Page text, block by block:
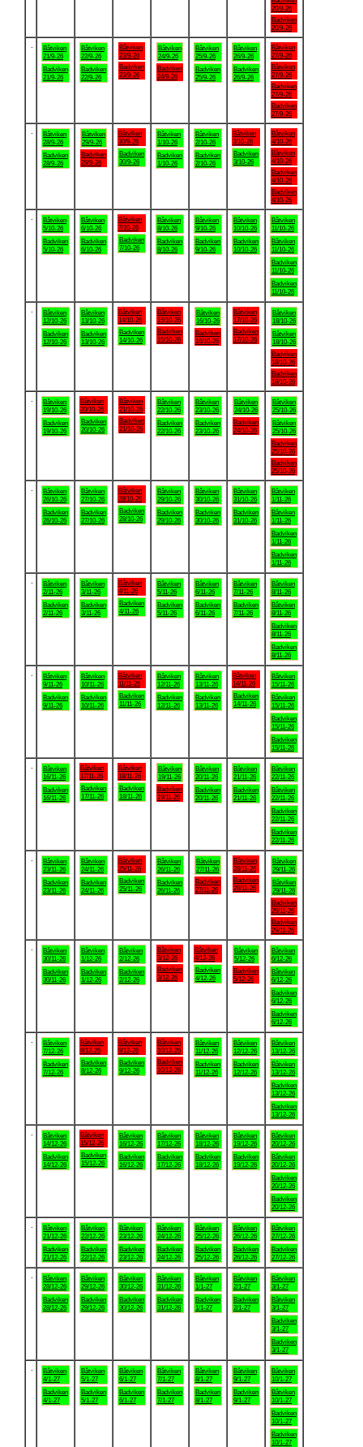
20/9-26
Badviken
20/9-26
Båtviken
21/9-26
Badviken
21/9-26
Båtviken
22/9-26
Badviken
22/9-26
Båtviken
23/9-26
Badviken
23/9-26
Båtviken
24/9-26
Badviken
24/9-26
Båtviken
25/9-26
Badviken
25/9-26
Båtviken
26/9-26
Badviken
26/9-26
Båtviken
27/9-26
Båtviken
27/9-26
Badviken
27/9-26
Badviken
27/9-26
Båtviken
28/9-26
Badviken
28/9-26
Båtviken
29/9-26
Badviken
29/9-26
Båtviken
30/9-26
Badviken
30/9-26
Båtviken
1/10-26
Badviken
1/10-26
Båtviken
2/10-26
Badviken
2/10-26
Båtviken
3/10-26
Badviken
3/10-26
Båtviken
4/10-26
Båtviken
4/10-26
Badviken
4/10-26
Badviken
4/10-26
Båtviken
5/10-26
Badviken
5/10-26
Båtviken
6/10-26
Badviken
6/10-26
Båtviken
7/10-26
Badviken
7/10-26
Båtviken
8/10-26
Badviken
8/10-26
Båtviken
9/10-26
Badviken
9/10-26
Båtviken
10/10-26
Badviken
10/10-26
Båtviken
11/10-26
Båtviken
11/10-26
Badviken
11/10-26
Badviken
11/10-26
Båtviken
12/10-26
Badviken
12/10-26
Båtviken
13/10-26
Badviken
13/10-26
Båtviken
14/10-26
Badviken
14/10-26
Båtviken
15/10-26
Badviken
15/10-26
Båtviken
16/10-26
Badviken
16/10-26
Båtviken
17/10-26
Badviken
17/10-26
Båtviken
18/10-26
Båtviken
18/10-26
Badviken
18/10-26
Badviken
18/10-26
Båtviken
19/10-26
Badviken
19/10-26
Båtviken
20/10-26
Badviken
20/10-26
Båtviken
21/10-26
Badviken
21/10-26
Båtviken
22/10-26
Badviken
22/10-26
Båtviken
23/10-26
Badviken
23/10-26
Båtviken
24/10-26
Badviken
24/10-26
Båtviken
25/10-26
Båtviken
25/10-26
Badviken
25/10-26
Badviken
25/10-26
Båtviken
26/10-26
Badviken
26/10-26
Båtviken
27/10-26
Badviken
27/10-26
Båtviken
28/10-26
Badviken
28/10-26
Båtviken
29/10-26
Badviken
29/10-26
Båtviken
30/10-26
Badviken
30/10-26
Båtviken
31/10-26
Badviken
31/10-26
Båtviken
1/11-26
Båtviken
1/11-26
Badviken
1/11-26
Badviken
1/11-26
Båtviken
2/11-26
Badviken
2/11-26
Båtviken
3/11-26
Badviken
3/11-26
Båtviken
4/11-26
Badviken
4/11-26
Båtviken
5/11-26
Badviken
5/11-26
Båtviken
6/11-26
Badviken
6/11-26
Båtviken
7/11-26
Badviken
7/11-26
Båtviken
8/11-26
Båtviken
8/11-26
Badviken
8/11-26
Badviken
8/11-26
Båtviken
9/11-26
Badviken
9/11-26
Båtviken
10/11-26
Badviken
10/11-26
Båtviken
11/11-26
Badviken
11/11-26
Båtviken
12/11-26
Badviken
12/11-26
Båtviken
13/11-26
Badviken
13/11-26
Båtviken
14/11-26
Badviken
14/11-26
Båtviken
15/11-26
Båtviken
15/11-26
Badviken
15/11-26
Badviken
15/11-26
Båtviken
16/11-26
Badviken
16/11-26
Båtviken
17/11-26
Badviken
17/11-26
Båtviken
18/11-26
Badviken
18/11-26
Båtviken
19/11-26
Badviken
19/11-26
Båtviken
20/11-26
Badviken
20/11-26
Båtviken
21/11-26
Badviken
21/11-26
Båtviken
22/11-26
Båtviken
22/11-26
Badviken
22/11-26
Badviken
22/11-26
Båtviken
23/11-26
Badviken
23/11-26
Båtviken
24/11-26
Badviken
24/11-26
Båtviken
25/11-26
Badviken
25/11-26
Båtviken
26/11-26
Badviken
26/11-26
Båtviken
27/11-26
Badviken
27/11-26
Båtviken
28/11-26
Badviken
28/11-26
Båtviken
29/11-26
Båtviken
29/11-26
Badviken
29/11-26
Badviken
29/11-26
Båtviken
30/11-26
Badviken
30/11-26
Båtviken
1/12-26
Badviken
1/12-26
Båtviken
2/12-26
Badviken
2/12-26
Båtviken
3/12-26
Badviken
3/12-26
Båtviken
4/12-26
Badviken
4/12-26
Båtviken
5/12-26
Badviken
5/12-26
Båtviken
6/12-26
Båtviken
6/12-26
Badviken
6/12-26
Badviken
6/12-26
Båtviken
7/12-26
Badviken
7/12-26
Båtviken
8/12-26
Badviken
8/12-26
Båtviken
9/12-26
Badviken
9/12-26
Båtviken
10/12-26
Badviken
10/12-26
Båtviken
11/12-26
Badviken
11/12-26
Båtviken
12/12-26
Badviken
12/12-26
Båtviken
13/12-26
Båtviken
13/12-26
Badviken
13/12-26
Badviken
13/12-26
Båtviken
14/12-26
Badviken
14/12-26
Båtviken
15/12-26
Badviken
15/12-26
Båtviken
16/12-26
Badviken
16/12-26
Båtviken
17/12-26
Badviken
17/12-26
Båtviken
18/12-26
Badviken
18/12-26
Båtviken
19/12-26
Badviken
19/12-26
Båtviken
20/12-26
Båtviken
20/12-26
Badviken
20/12-26
Badviken
20/12-26
Båtviken
21/12-26
Badviken
21/12-26
Båtviken
22/12-26
Badviken
22/12-26
Båtviken
23/12-26
Badviken
23/12-26
Båtviken
24/12-26
Badviken
24/12-26
Båtviken
25/12-26
Badviken
25/12-26
Båtviken
26/12-26
Badviken
26/12-26
Båtviken
27/12-26
Badviken
27/12-26
Båtviken
28/12-26
Badviken
28/12-26
Båtviken
29/12-26
Badviken
29/12-26
Båtviken
30/12-26
Badviken
30/12-26
Båtviken
31/12-26
Badviken
31/12-26
Båtviken
1/1-27
Badviken
1/1-27
Båtviken
2/1-27
Badviken
2/1-27
Båtviken
3/1-27
Båtviken
3/1-27
Badviken
3/1-27
Badviken
3/1-27
Båtviken
4/1-27
Badviken
4/1-27
Båtviken
5/1-27
Badviken
5/1-27
Båtviken
6/1-27
Badviken
6/1-27
Båtviken
7/1-27
Badviken
7/1-27
Båtviken
8/1-27
Badviken
8/1-27
Båtviken
9/1-27
Badviken
9/1-27
Båtviken
10/1-27
Båtviken
10/1-27
Badviken
10/1-27
Badviken
10/1-27